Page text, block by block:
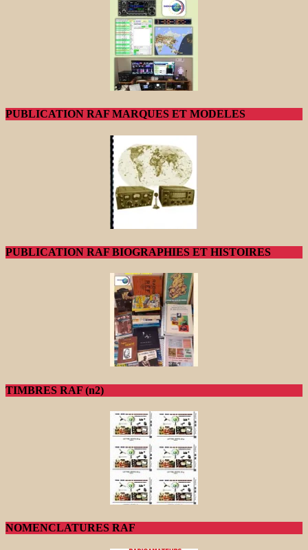
PUBLICATION RAF MARQUES ET MODELES
PUBLICATION RAF BIOGRAPHIES ET HISTOIRES
TIMBRES RAF (n2)
NOMENCLATURES RAF